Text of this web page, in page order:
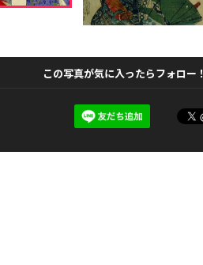
この写真が気に入ったらフォロー！